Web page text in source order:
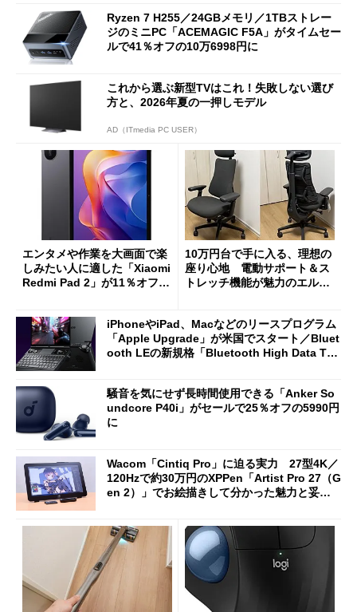
Ryzen 7 H255／24GBメモリ／1TBストレー
ジのミニPC「ACEMAGIC F5A」がタイムセー
ルで41％オフの10万6998円に
これから選ぶ新型TVはこれ！失敗しない選び
方と、2026年夏の一押しモデル
AD（ITmedia PC USER）
エンタメや作業を大画面で楽
しみたい人に適した「Xiaomi
Redmi Pad 2」が11％オフの
10万円台で手に入る、理想の
座り心地 電動サポート＆ス
トレッチ機能が魅力のエルゴ
iPhoneやiPad、Macなどのリースプログラム
「Apple Upgrade」が米国でスタート／Bluet
ooth LEの新規格「Bluetooth High Data Thr
騒音を気にせず長時間使用できる「Anker So
undcore P40i」がセールで25％オフの5990円
に
Wacom「Cintiq Pro」に迫る実力 27型4K／
120Hzで約30万円のXPPen「Artist Pro 27（G
en 2）」でお絵描きして分かった魅力と妥協